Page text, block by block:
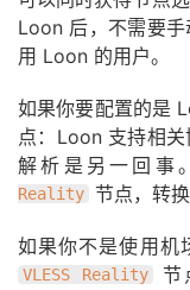
Loon 后，不需要
用 Loon 的用户。
如果你要配置的是
点：Loon 支持相
解析是另一回事
Reality 节点，转
如果你不是使用机
VLESS Reality 节